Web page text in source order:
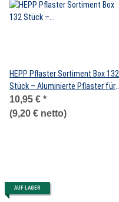
HEPP Pflaster Sortiment Box 132
Stück – Aluminierte Pflaster für
Wundversorgung, steril verpackt
10,95 € *
(9,20 € netto)
AUF LAGER